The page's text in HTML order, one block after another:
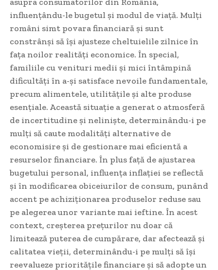
influențându-le bugetul și modul de viață. Mulți
români simt povara financiară și sunt
constrânși să își ajusteze cheltuielile zilnice în
fața noilor realități economice. În special,
familiile cu venituri medii și mici întâmpină
dificultăți în a-și satisface nevoile fundamentale,
precum alimentele, utilitățile și alte produse
esențiale. Această situație a generat o atmosferă
de incertitudine și neliniște, determinându-i pe
mulți să caute modalități alternative de
economisire și de gestionare mai eficientă a
resurselor financiare. În plus față de ajustarea
bugetului personal, influența inflației se reflectă
și în modificarea obiceiurilor de consum, punând
accent pe achiziționarea produselor reduse sau
pe alegerea unor variante mai ieftine. În acest
context, creșterea prețurilor nu doar că
limitează puterea de cumpărare, dar afectează și
calitatea vieții, determinându-i pe mulți să își
reevalueze prioritățile financiare și să adopte un